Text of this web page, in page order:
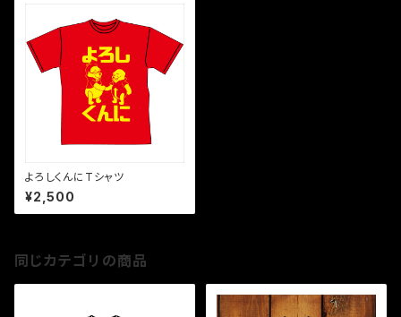
よろしくんにTシャツ
¥2,500
同じカテゴリの商品